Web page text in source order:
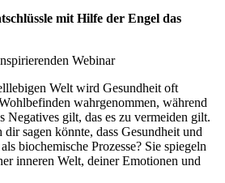
mit Hilfe der Engel das
Webinar
Welt wird Gesundheit oft
wahrgenommen, während
Negatives gilt, das es zu vermeiden gilt.
sagen könnte, dass Gesundheit und
biochemische Prozesse? Sie spiegeln
inneren Welt, deiner Emotionen und